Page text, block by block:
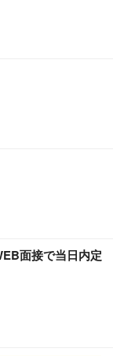
面接で当日内定